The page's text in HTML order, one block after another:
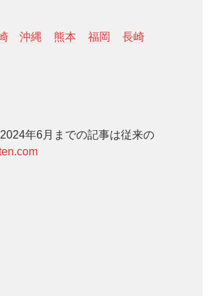
沖縄 熊本 福岡
長崎
年6月までの記事は従来の